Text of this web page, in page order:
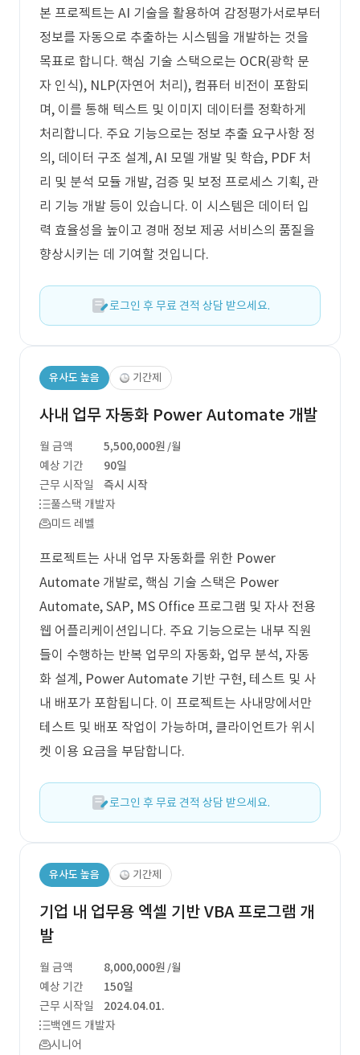
본 프로젝트는 AI 기술을 활용하여 감정평가서로부터
정보를 자동으로 추출하는 시스템을 개발하는 것을
목표로 합니다. 핵심 기술 스택으로는 OCR(광학 문
자 인식), NLP(자연어 처리), 컴퓨터 비전이 포함되
며, 이를 통해 텍스트 및 이미지 데이터를 정확하게
처리합니다. 주요 기능으로는 정보 추출 요구사항 정
의, 데이터 구조 설계, AI 모델 개발 및 학습, PDF 처
리 및 분석 모듈 개발, 검증 및 보정 프로세스 기획, 관
리 기능 개발 등이 있습니다. 이 시스템은 데이터 입
력 효율성을 높이고 경매 정보 제공 서비스의 품질을
향상시키는 데 기여할 것입니다.
로그인 후 무료 견적 상담 받으세요.
유사도 높음 기간제
사내 업무 자동화 Power Automate 개발
월 금액 5,500,000원 /월
예상 기간
90일
근무 시작일
즉시 시작
풀스택 개발자
미드 레벨
프로젝트는 사내 업무 자동화를 위한 Power
Automate 개발로, 핵심 기술 스택은 Power
Automate, SAP, MS Office 프로그램 및 자사 전용
웹 어플리케이션입니다. 주요 기능으로는 내부 직원
들이 수행하는 반복 업무의 자동화, 업무 분석, 자동
화 설계, Power Automate 기반 구현, 테스트 및 사
내 배포가 포함됩니다. 이 프로젝트는 사내망에서만
테스트 및 배포 작업이 가능하며, 클라이언트가 위시
켓 이용 요금을 부담합니다.
로그인 후 무료 견적 상담 받으세요.
유사도 높음 기간제
기업 내 업무용 엑셀 기반 VBA 프로그램 개
발
월 금액 8,000,000원 /월
예상 기간
150일
근무 시작일
2024.04.01.
백엔드 개발자
시니어